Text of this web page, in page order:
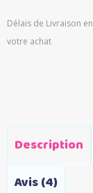
Délais de Livraison
votre achat
Description
Avis (4)